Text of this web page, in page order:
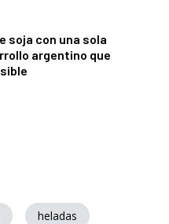
soja con una sola
argentino que
heladas